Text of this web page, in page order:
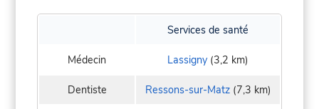
Services de santé
Médecin Lassigny (3,2 km)
Dentiste Ressons-sur-Matz(7,3 km)